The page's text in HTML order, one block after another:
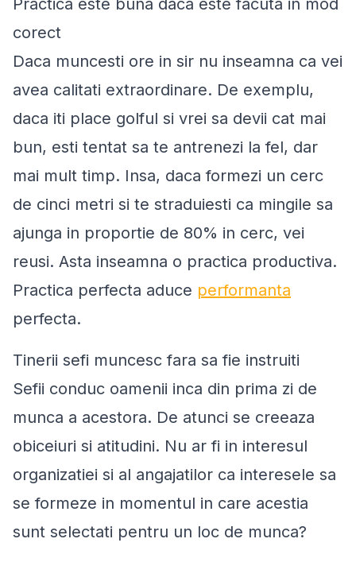
corect
Daca muncesti ore in sir nu inseamna ca vei
avea calitati extraordinare. De exemplu,
daca iti place golful si vrei sa devii cat mai
bun, esti tentat sa te antrenezi la fel, dar
mai mult timp. Insa, daca formezi un cerc
de cinci metri si te straduiesti ca mingile sa
ajunga in proportie de 80% in cerc, vei
reusi. Asta inseamna o practica productiva.
Practica perfecta aduce performanta
perfecta.
Tinerii sefi muncesc fara sa fie instruiti
Sefii conduc oamenii inca din prima zi de
munca a acestora. De atunci se creeaza
obiceiuri si atitudini. Nu ar fi in interesul
organizatiei si al angajatilor ca interesele sa
se formeze in momentul in care acestia
sunt selectati pentru un loc de munca?